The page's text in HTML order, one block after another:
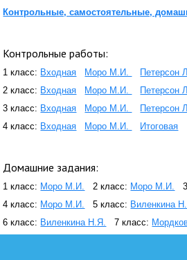
Контрольные, самостоятельные,
Контрольные работы:
1 класс: Входная Моро М.И. Петерсон
2 класс: Входная Моро М.И. Петерсон
3 класс: Входная Моро М.И. Петерсон
4 класс: Входная Моро М.И. Итоговая
Домашние задания:
1 класс: Моро М.И. 2 класс: Моро М.И. 3
4 класс: Моро М.И. 5 класс: Виленкина
6 класс: Виленкина Н.Я. 7 класс: